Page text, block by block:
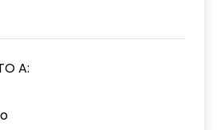
di velocità
di sicurezza
7''
A: